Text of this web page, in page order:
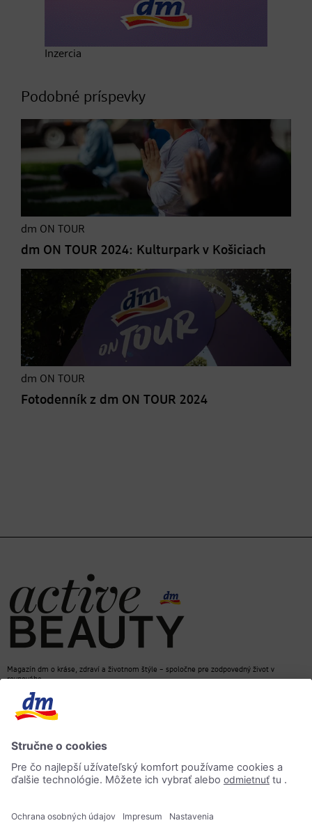
Inzercia
Podobné príspevky
dm ON TOUR
dm ON TOUR 2024: Kulturpark v Košiciach
dm ON TOUR
Fotodenník z dm ON TOUR 2024
Magazín dm o kráse, zdraví a životnom štýle – spoločne pre zodpovedný život v
rovnováhe